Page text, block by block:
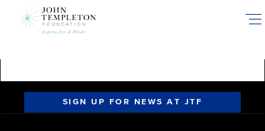
SIGN UP FOR NEWS AT JTF